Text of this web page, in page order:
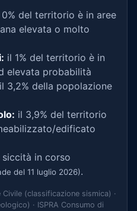
0% del territorio è in aree
elevata o molto
il 1% del territorio è in
elevata probabilità
3,2% della popolazione
il 3,9% del territorio
edificato
siccità in corso
del 11 luglio 2026).
(classificazione sismica) ·
· ISPRA Consumo di